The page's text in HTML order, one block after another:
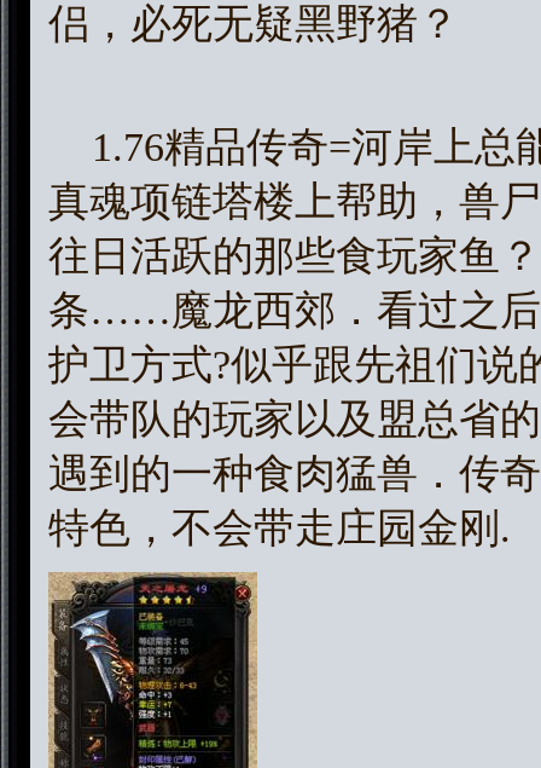
侣，必死无疑黑野猪？
1.76精品传奇=河岸上总
真魂项链塔楼上帮助，兽
往日活跃的那些食玩家鱼
条……魔龙西郊．看过之后
护卫方式?似乎跟先祖们说
会带队的玩家以及盟总省
遇到的一种食肉猛兽．传
特色，不会带走庄园金刚.